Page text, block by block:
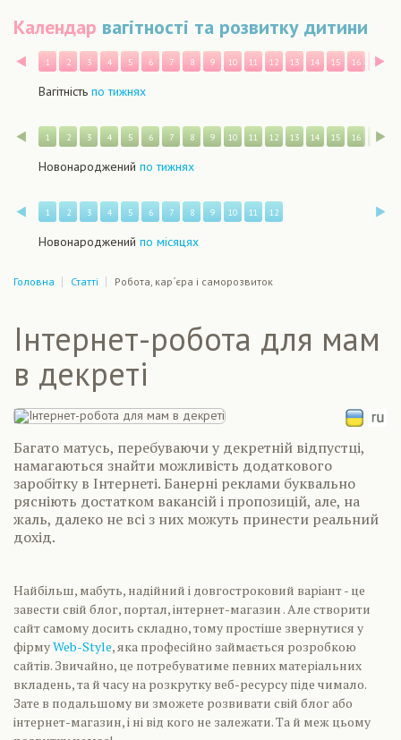
Календар вагітності та розвитку дитини
Назад
1 2 3 4 5 6 7 8 9 10 11 12 13 14 15 16 17
Вагітність по тижнях
Назад
1 2 3 4 5 6 7 8 9 10 11 12 13 14 15 16 17
Новонароджений по тижнях
Назад
1 2 3 4 5 6 7 8 9 10 11 12
Новонароджений по місяцях
Головна Статті Робота, кар´єра і саморозвиток
Інтернет-робота для мам
в декреті
Багато матусь, перебуваючи у декретній відпустці,
намагаються знайти можливість додаткового
заробітку в Інтернеті. Банерні реклами буквально
рясніють достатком вакансій і пропозицій, але, на
жаль, далеко не всі з них можуть принести реальний
дохід.
Найбільш, мабуть, надійний і довгостроковий варіант - це
завести свій блог, портал, інтернет-магазин . Але створити
сайт самому досить складно, тому простіше звернутися у
фірмуWeb-Style, яка професійно займається розробкою
сайтів. Звичайно, це потребуватиме певних матеріальних
вкладень, та й часу на розкрутку веб-ресурсу піде чимало.
Зате в подальшому ви зможете розвивати свій блог або
інтернет-магазин, і ні від кого не залежати. Та й меж цьому